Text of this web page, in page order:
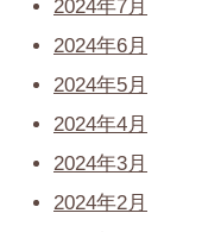
2024年7月
2024年6月
2024年5月
2024年4月
2024年3月
2024年2月